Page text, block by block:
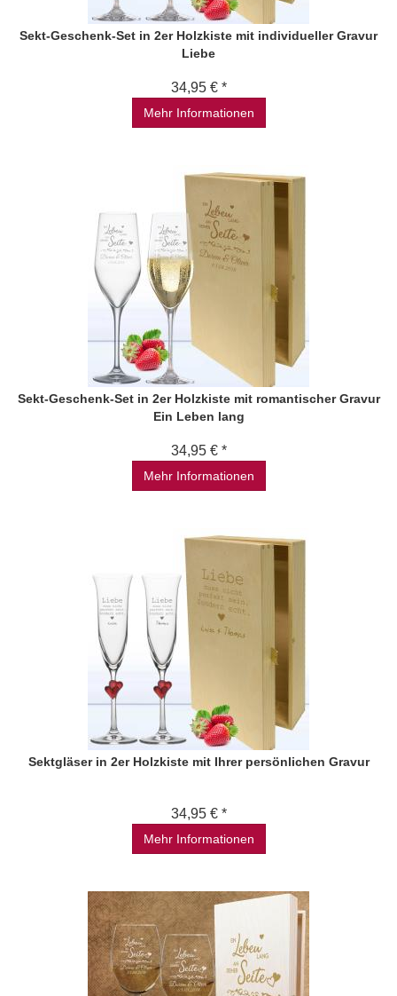
Sekt-Geschenk-Set in 2er Holzkiste mit individueller Gravur
Liebe
34,95 € *
Mehr Informationen
Sekt-Geschenk-Set in 2er Holzkiste mit romantischer Gravur
Ein Leben lang
34,95 € *
Mehr Informationen
Sektgläser in 2er Holzkiste mit Ihrer persönlichen Gravur
34,95 € *
Mehr Informationen